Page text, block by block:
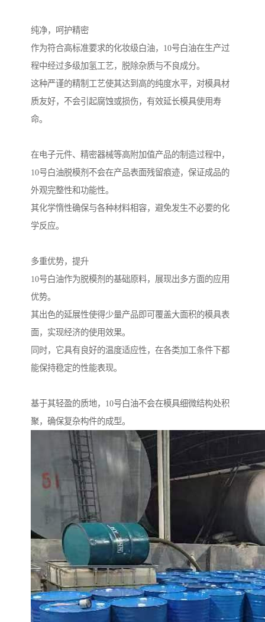
纯净，呵护精密
作为符合高标准要求的化妆级白油，10号白油在生产过
程中经过多级加氢工艺，脱除杂质与不良成分。
这种严谨的精制工艺使其达到高的纯度水平，对模具材
质友好，不会引起腐蚀或损伤，有效延长模具使用寿
命。
在电子元件、精密器械等高附加值产品的制造过程中，
10号白油脱模剂不会在产品表面残留痕迹，保证成品的
外观完整性和功能性。
其化学惰性确保与各种材料相容，避免发生不必要的化
学反应。
多重优势，提升
10号白油作为脱模剂的基础原料，展现出多方面的应用
优势。
其出色的延展性使得少量产品即可覆盖大面积的模具表
面，实现经济的使用效果。
同时，它具有良好的温度适应性，在各类加工条件下都
能保持稳定的性能表现。
基于其轻盈的质地，10号白油不会在模具细微结构处积
聚，确保复杂构件的成型。